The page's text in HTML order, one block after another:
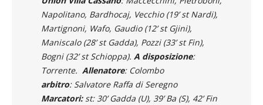
Napolitano, Bardhocaj, Vecchio (19’ st Nardi),
Martignoni, Wafo, Gaudio (12’ st Gjini),
Maniscalo (28’ st Gadda), Pozzi (33’ st Fin),
Bogni (32’ st Schioppa). A disposizione:
Torrente. Allenatore: Colombo
arbitro: Salvatore Raffa di Seregno
Marcatori:st: 30’ Gadda (U), 39’ Ba (S), 42’ Fin